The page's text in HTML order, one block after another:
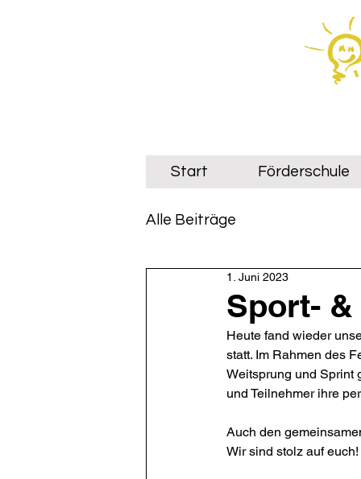
Start Förderschule
Alle Beiträge
Sport- &
1. Juni 2023
Heute fand wieder
statt. Im Rahmen des
Weitsprung und Sprint
und Teilnehmer ihre
Auch den
Wir sind stolz auf euch!